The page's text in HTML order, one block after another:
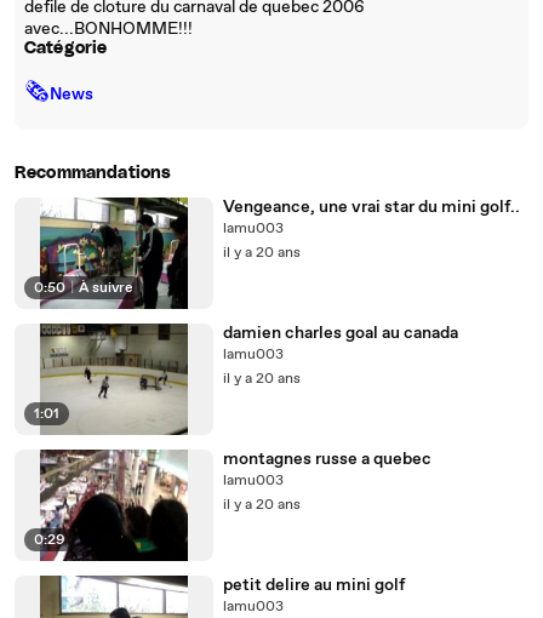
defile de cloture du carnaval de quebec 2006
avec...BONHOMME!!!
Catégorie
🗞News
Recommandations
0:50 | À suivre
Vengeance, une vrai star du mini golf..
lamu003
il y a 20 ans
1:01
damien charles goal au canada
lamu003
il y a 20 ans
0:29
montagnes russe a quebec
lamu003
il y a 20 ans
petit delire au mini golf
lamu003